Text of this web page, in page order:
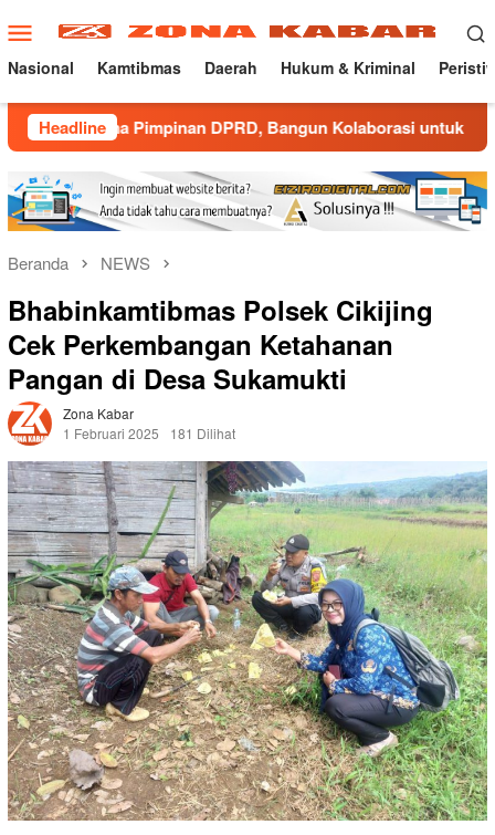
ke
konten
Menu
Mobile
Nasional Kamtibmas Daerah Hukum & Kriminal
HeadlineDPRD, Bangun Kolaborasi untuk Majalengka
Beranda NEWS
Bhabinkamtibmas Polsek Cikijing
Cek Perkembangan Ketahanan
Pangan di Desa Sukamukti
Zona Kabar
1 Februari 2025
181 Dilihat